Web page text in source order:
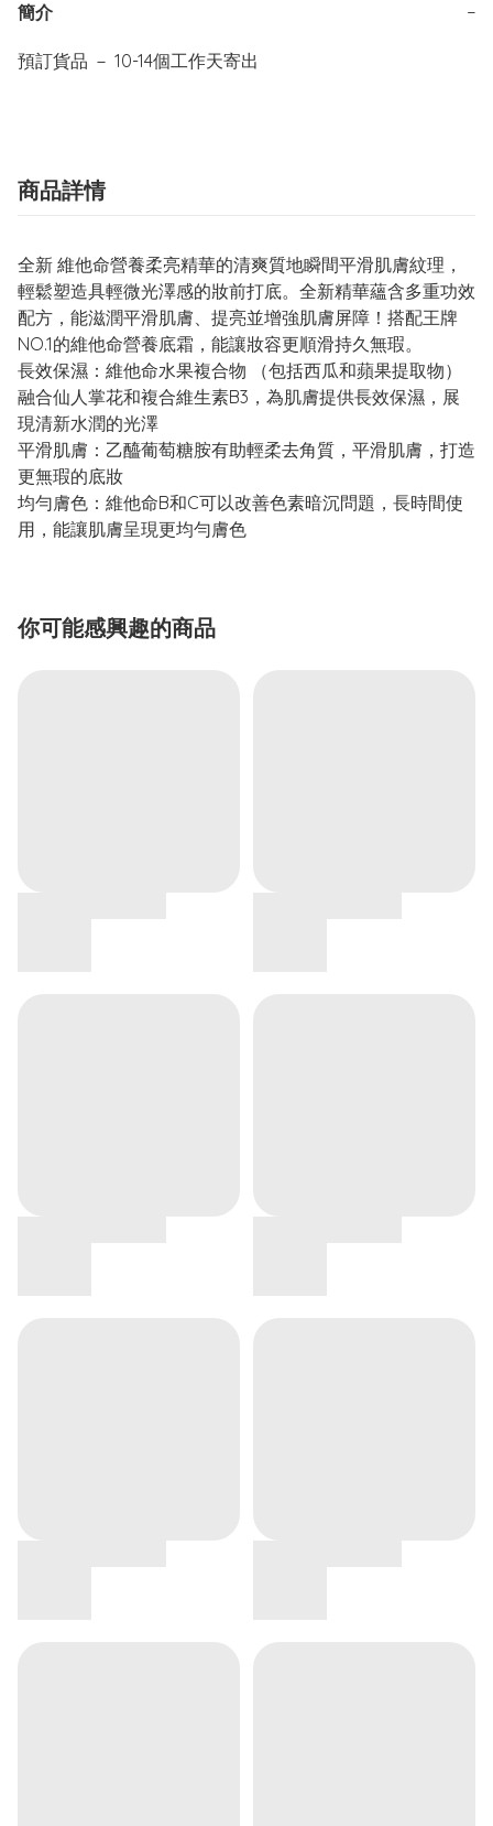
簡介 −
商品詳情
全新 維他命營養柔亮精華的清爽質地瞬間平滑肌膚紋理，
輕鬆塑造具輕微光澤感的妝前打底。全新精華蘊含多重功效
配方，能滋潤平滑肌膚、提亮並增強肌膚屏障！搭配王牌
NO.1的維他命營養底霜，能讓妝容更順滑持久無瑕。
長效保濕：維他命水果複合物 （包括西瓜和蘋果提取物）
融合仙人掌花和複合維生素B3，為肌膚提供長效保濕，展
現清新水潤的光澤
平滑肌膚：乙醯葡萄糖胺有助輕柔去角質，平滑肌膚，打造
更無瑕的底妝
均勻膚色：維他命B和C可以改善色素暗沉問題，長時間使
用，能讓肌膚呈現更均勻膚色
你可能感興趣的商品